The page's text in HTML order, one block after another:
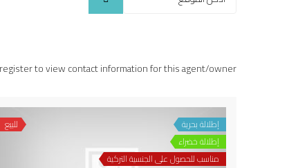
to view contact information for this agent/owner
إطلالة بحرية
إطلالة خضراء
مناسب للحصول على الجنسية التركية
للبيع